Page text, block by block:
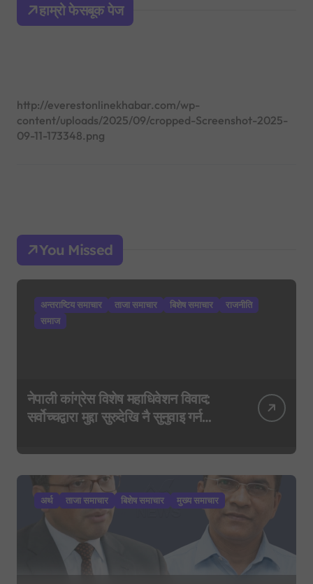
o
हाम्रो फेसबूक पेज
http://everestonlinekhabar.com/wp-
content/uploads/2025/09/cropped-Screenshot-2025-
09-11-173348.png
You Missed
अन्तराष्टिय समाचार ताजा समाचार बिशेष समाचार
राजनीति
समाज
नेपाली कांग्रेस विशेष महाधिवेशन विवाद:
सर्वोच्चद्वारा मुद्दा सुरुदेखि नै सुनुवाइ गर्न
अर्थ ताजा समाचार बिशेष समाचार मुख्य समाचार